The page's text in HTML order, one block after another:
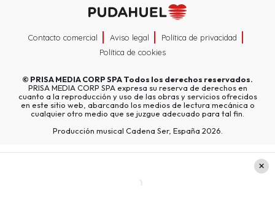
Contacto comercial Aviso legal
Política de privacidad
Política de cookies
© PRISA MEDIA CORP SPATodos los derechos reservados.
PRISA MEDIA CORP SPA expresa su reserva de derechos en
cuanto a la reproducción y uso de las obras y servicios ofrecidos
en este sitio web, abarcando los medios de lectura mecánica o
cualquier otro medio que se juzgue adecuado para tal fin.
Producción musical Cadena Ser, España 2026.